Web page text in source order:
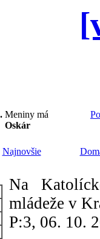
Meniny má
Oskár
Najnovšie
Na
mládeže v
P:3, 06. 10.